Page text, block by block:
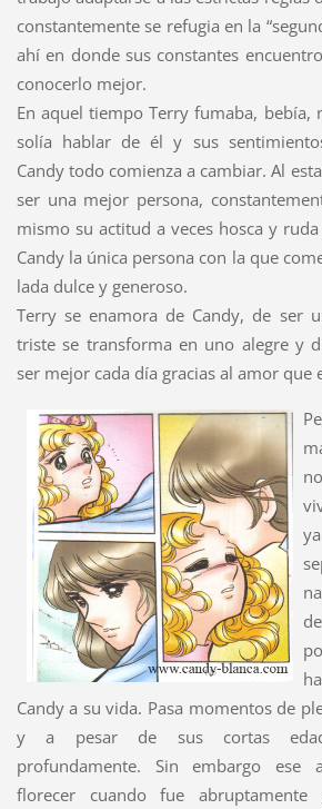
constantemente se refugia en la
ahí en donde sus constantes
conocerlo mejor.
En aquel tiempo Terry fumaba, bebía,
solía hablar de él y sus
Candy todo comienza a cambiar. Al
ser una mejor persona,
mismo su actitud a veces hosca y
Candy la única persona con la que
lada dulce y generoso.
Terry se enamora de Candy, de ser
triste se transforma en uno alegre y
ser mejor cada día gracias al amor que
Candy a su vida. Pasa momentos de
y a pesar de sus cortas
profundamente. Sin embargo ese
florecer cuando fue